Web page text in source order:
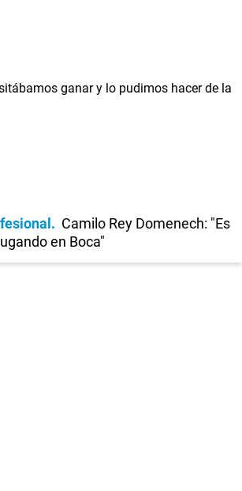
Camilo Rey Domenech: "Es
en Boca"